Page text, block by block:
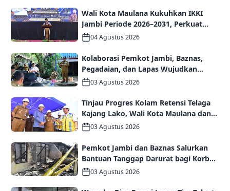
Wali Kota Maulana Kukuhkan IKKI
Jambi Periode 2026–2031, Perkuat
Persaudaraan dan Kolaborasi dalam
04 Agustus 2026
Kolaborasi Pemkot Jambi, Baznas,
Pegadaian, dan Lapas Wujudkan
Rumah Layak Huni bagi Warga Kurang
03 Agustus 2026
Tinjau Progres Kolam Retensi Telaga
Kajang Lako, Wali Kota Maulana dan
Komisi V DPR RI Optimistis Kota Jambi
03 Agustus 2026
Pemkot Jambi dan Baznas Salurkan
Bantuan Tanggap Darurat bagi Korban
Kebakaran Asrama Polda Jambi
03 Agustus 2026